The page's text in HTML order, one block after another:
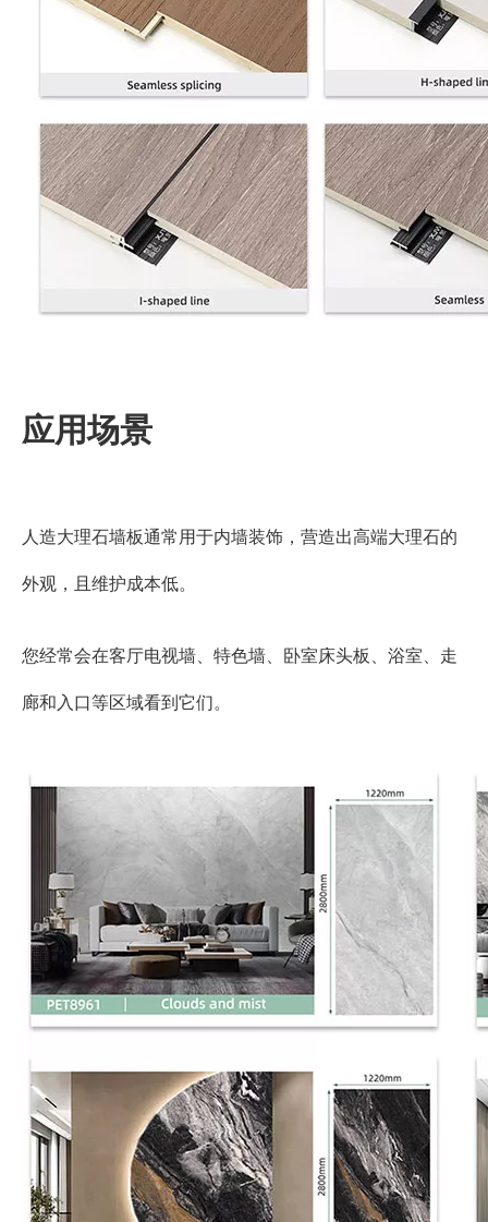
应用场景
人造大理石墙板通常用于内墙装饰，营造出高端大理石的
外观，且维护成本低。
您经常会在客厅电视墙、特色墙、卧室床头板、浴室、走
廊和入口等区域看到它们。